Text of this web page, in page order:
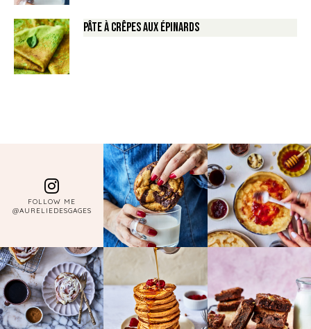
Pâte à crêpes aux épinards
FOLLOW ME
@AURELIEDESGAGES